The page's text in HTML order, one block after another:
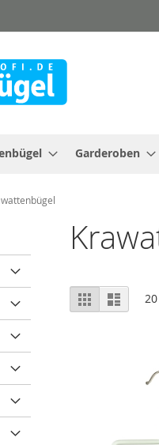
Garderoben
Ansicht
als
RasterListe 20